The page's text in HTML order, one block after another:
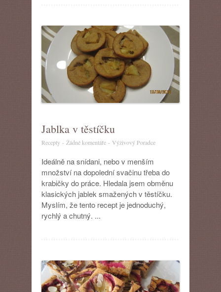
Jablka v těstíčku
Recepty - Žádné komentářeu
s
názvem
Jablka
v
těstíčku
- Výživový Poradce
Ideálně na snídani, nebo v menším
množství na dopolední svačinu třeba do
krabičky do práce. Hledala jsem obměnu
klasických jablek smažených v těstíčku.
Myslím, že tento recept je jednoduchý,
rychlý a chutný. ...